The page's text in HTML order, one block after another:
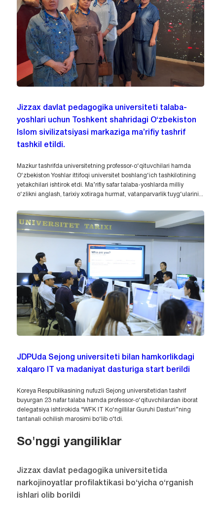
Jizzax davlat pedagogika universiteti talaba-
yoshlari uchun Toshkent shahridagi O‘zbekiston
Islom sivilizatsiyasi markaziga ma’rifiy tashrif
tashkil etildi.
Mazkur tashrifda universitetning professor-o‘qituvchilari hamda
O‘zbekiston Yoshlar ittifoqi universitet boshlang‘ich tashkilotining
yetakchilari ishtirok etdi. Ma’rifiy safar talaba-yoshlarda milliy
o‘zlikni anglash, tarixiy xotiraga hurmat, vatanparvarlik tuyg‘ularini...
JDPUda Sejong universiteti bilan hamkorlikdagi
xalqaro IT va madaniyat dasturiga start berildi
Koreya Respublikasining nufuzli Sejong universitetidan tashrif
buyurgan 23 nafar talaba hamda professor-o‘qituvchilardan iborat
delegatsiya ishtirokida “WFK IT Ko‘ngillilar Guruhi Dasturi”ning
tantanali ochilish marosimi bo‘lib o‘tdi.
So'nggi yangiliklar
Jizzax davlat pedagogika universitetida
narkojinoyatlar profilaktikasi bo‘yicha o‘rganish
ishlari olib borildi